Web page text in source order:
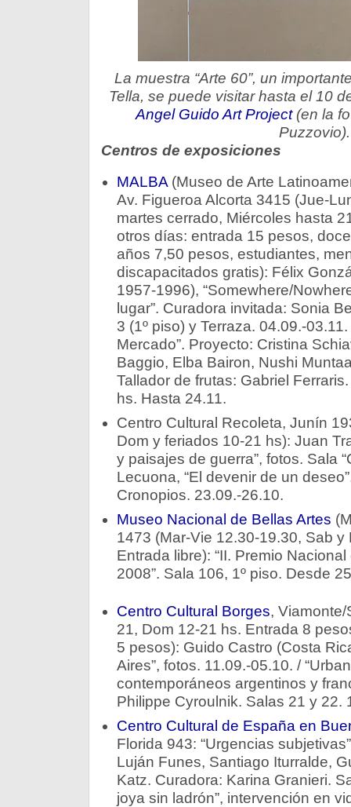
La muestra “Arte 60”, un
Tella, se puede visitar hasta el 10
Angel Guido Art Project(en la
Puzzovio).
Centros de exposiciones
MALBA(Museo de Arte
Av. Figueroa Alcorta 3415 (Jue-
martes cerrado, Miércoles hasta
otros días: entrada 15 pesos,
años 7,50 pesos, estudiantes,
discapacitados gratis): Félix
1957-1996), “Somewhere/
lugar”. Curadora invitada: Sonia
3 (1º piso) y Terraza. 04.09.-
Mercado”. Proyecto: Cristina
Baggio, Elba Bairon, Nushi
Tallador de frutas: Gabriel
hs. Hasta 24.11.
Centro Cultural Recoleta, Junín
Dom y feriados 10-21 hs): Juan
y paisajes de guerra”, fotos. Sala
Lecuona, “El devenir de un
Cronopios. 23.09.-26.10.
Museo Nacional de Bellas Artes
1473 (Mar-Vie 12.30-19.30, Sab y
Entrada libre): “II. Premio
2008”. Sala 106, 1º piso. Desde
Centro Cultural Borges,
21, Dom 12-21 hs. Entrada 8
5 pesos): Guido Castro (Costa
Aires”, fotos. 11.09.-05.10. /
contemporáneos argentinos y
Philippe Cyroulnik. Salas 21 y 22.
Centro Cultural de España en
Florida 943: “Urgencias
Luján Funes, Santiago Iturralde,
Katz. Curadora: Karina Granieri.
joya sin ladrón”, intervención en